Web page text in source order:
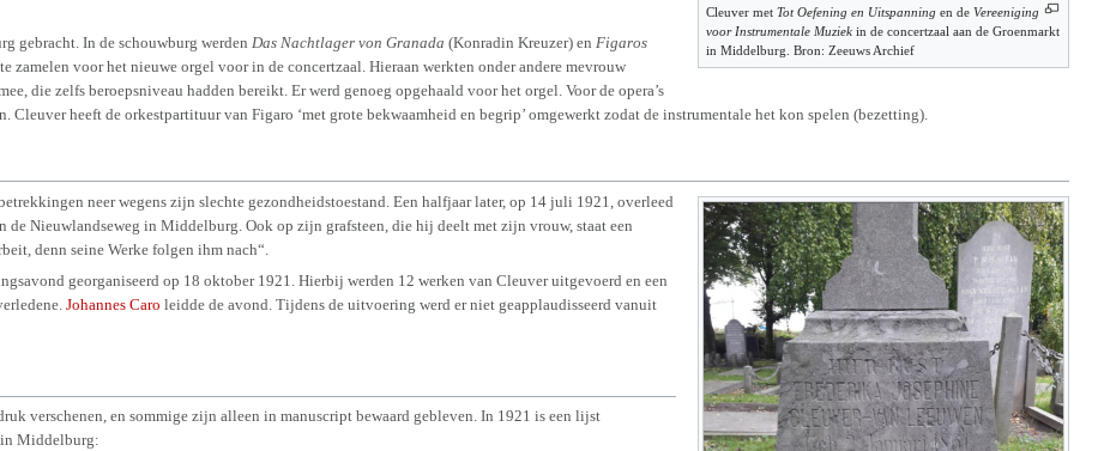
Cleuver met Tot Oefening en Uitspanning en de Vereeniging
voor Instrumentale Muziek in de concertzaal aan de Groenmarkt
in Middelburg. Bron: Zeeuws Archief
gebracht. In de schouwburg werden Das Nachtlager von Granada (Konradin Kreuzer) en Figaros
zamelen voor het nieuwe orgel voor in de concertzaal. Hieraan werkten onder andere mevrouw
die zelfs beroepsniveau hadden bereikt. Er werd genoeg opgehaald voor het orgel. Voor de opera’s
Cleuver heeft de orkestpartituur van Figaro ‘met grote bekwaamheid en begrip’ omgewerkt zodat de instrumentale het kon spelen (bezetting).
neer wegens zijn slechte gezondheidstoestand. Een halfjaar later, op 14 juli 1921, overleed
de Nieuwlandseweg in Middelburg. Ook op zijn grafsteen, die hij deelt met zijn vrouw, staat een
denn seine Werke folgen ihm nach“.
georganiseerd op 18 oktober 1921. Hierbij werden 12 werken van Cleuver uitgevoerd en een
Johannes Caro leidde de avond. Tijdens de uitvoering werd er niet geapplaudisseerd vanuit
verschenen, en sommige zijn alleen in manuscript bewaard gebleven. In 1921 is een lijst
in Middelburg: